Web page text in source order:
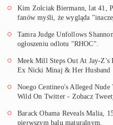
Kim Zolciak Biermann, lat 41,
fanów myśli, że wygląda
Tamra Judge Unfollows
ogłoszeniu odlotu "RHOC".
Meek Mill Steps Out At Jay-
Ex Nicki Minaj & Her Husband
Noego Centineo's Alleged
Wild On Twitter - Zobacz
Barack Obama Reveals Malia,
pierwszym balu maturalnym.